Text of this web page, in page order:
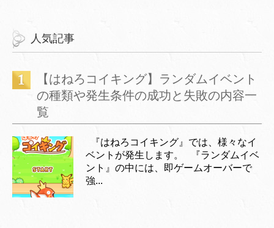
人気記事
【はねろコイキング】ランダムイベント
の種類や発生条件の成功と失敗の内容一
覧
『はねろコイキング』では、様々なイ
ベントが発生します。 『ランダムイベ
ント』の中には、即ゲームオーバーで
強...